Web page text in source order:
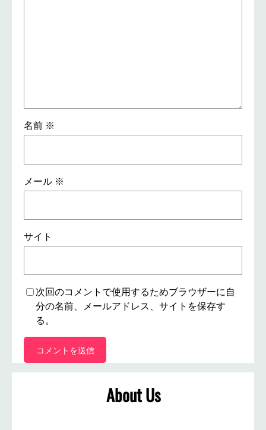
名前 ※
メール ※
サイト
次回のコメントで使用するためブラウザーに自
分の名前、メールアドレス、サイトを保存す
る。
About Us